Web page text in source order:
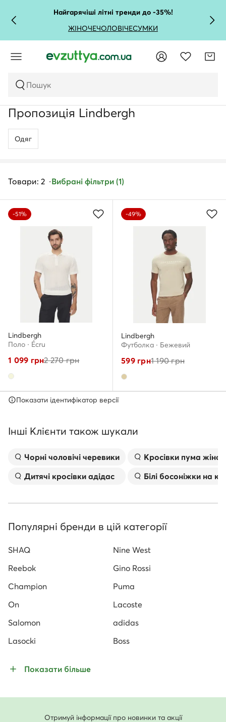
Найгарячіші літні тренди до -35%!
ЖІНОЧЕЧОЛОВІЧЕСУМКИ
Пошук
Пропозиція Lindbergh
Одяг
Товари: 2 Вибрані фільтри (1)
-51%
Lindbergh
Поло · Écru
1 099 грн2 270грн
-49%
Lindbergh
Футболка · Бежевий
599грн1 190грн
Показати ідентифікатор версії
Інші Клієнти також шукали
Чорні чоловічі черевики
Дитячі кросівки адідас
Kросівки пума
Білі босоніжки на
Популярні бренди в цій категорії
SHAQ
Nine West
Reebok
Gino Rossi
Champion
Puma
On
Lacoste
Salomon
adidas
Lasocki
Boss
Показати більше
Отримуй інформації про новинки та акції